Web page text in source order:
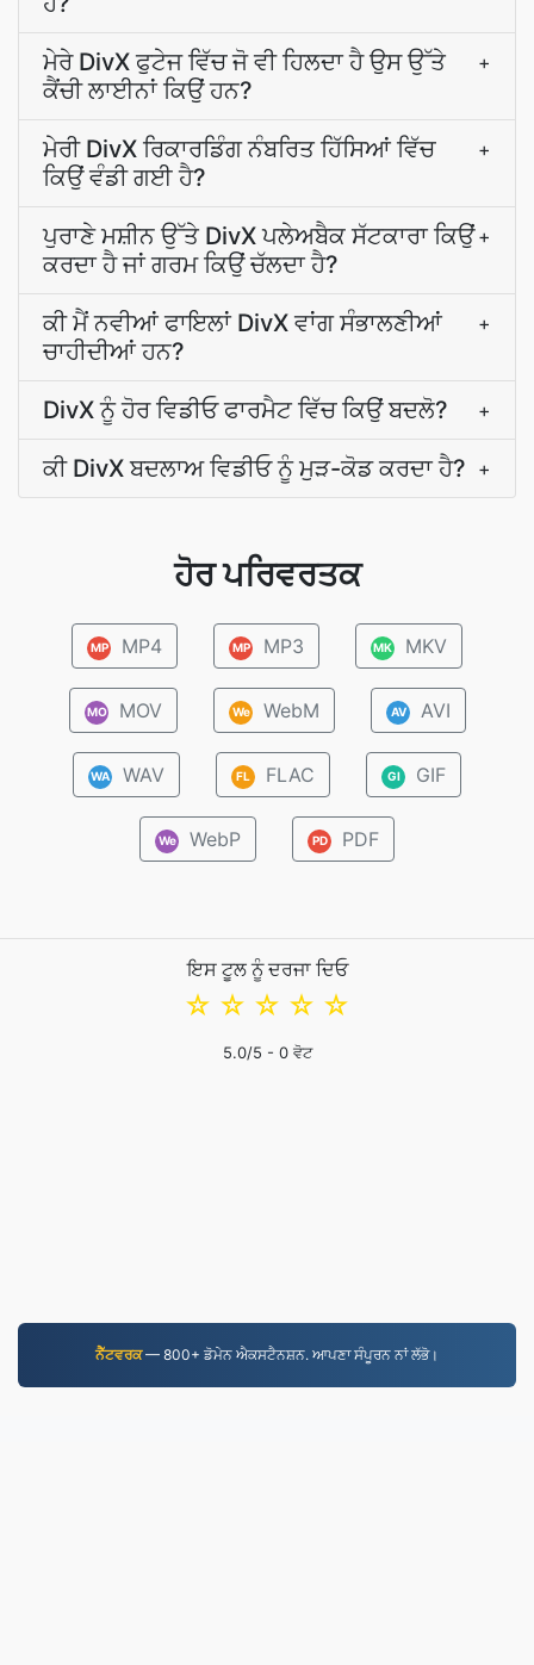
ਮੇਰੇ DivX ਫੁਟੇਜ ਵਿੱਚ ਜੋ ਵੀ ਹਿਲਦਾ ਹੈ ਉਸ ਉੱਤੇ
ਕੈਂਚੀ ਲਾਈਨਾਂ ਕਿਉਂ ਹਨ?
+
ਮੇਰੀ DivX ਰਿਕਾਰਡਿੰਗ ਨੰਬਰਿਤ ਹਿੱਸਿਆਂ ਵਿੱਚ
ਕਿਉਂ ਵੰਡੀ ਗਈ ਹੈ?
+
ਪੁਰਾਣੇ ਮਸ਼ੀਨ ਉੱਤੇ DivX ਪਲੇਅਬੈਕ ਸੱਟਕਾਰਾ ਕਿਉਂ
ਕਰਦਾ ਹੈ ਜਾਂ ਗਰਮ ਕਿਉਂ ਚੱਲਦਾ ਹੈ?
+
ਕੀ ਮੈਂ ਨਵੀਆਂ ਫਾਇਲਾਂ DivX ਵਾਂਗ ਸੰਭਾਲਣੀਆਂ
ਚਾਹੀਦੀਆਂ ਹਨ?
+
DivX ਨੂੰ ਹੋਰ ਵਿਡੀਓ ਫਾਰਮੈਟ ਵਿੱਚ ਕਿਉਂ ਬਦਲੋ? +
ਕੀ DivX ਬਦਲਾਅ ਵਿਡੀਓ ਨੂੰ ਮੁੜ-ਕੋਡ ਕਰਦਾ ਹੈ? +
ਹੋਰ ਪਰਿਵਰਤਕ
MP MP4 MP MP3 MK MKV
MO MOV We WebM AV AVI
WA WAV FL FLAC GI GIF
We WebP PD PDF
ਇਸ ਟੂਲ ਨੂੰ ਦਰਜਾ ਦਿਓ
☆
☆
☆
☆
☆
5.0/5 - 0ਵੋਟ
ਨੈੱਟਵਰਕ— 800+ ਡੋਮੇਨ ਐਕਸਟੈਨਸ਼ਨ. ਆਪਣਾ ਸੰਪੂਰਨ ਨਾਂ ਲੱਭੋ।